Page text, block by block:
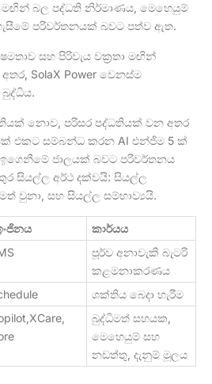
මඟින් බල පද්ධති නිර්මාණය, මෙහෙයුම්
පරිවර්තනයක් බවට පත්ව ඇත.
සහ පිරිවැය වක්‍රතා මඟින්
SolaX Power වෙනස්ම
නොව, පරිසර පද්ධතියක් වන අතර
එකට සම්බන්ධ කරන AI එන්ජිම 5 ක්
ජාලයක් බවට පරිවර්තනය
සියල්ල අර්ථ දක්වයි: සියල්ල
වුනා, සහ සියල්ල සම්භාව්‍යයි.
කාර්යය
පූර්ව අනාවැකි බැටරි
කළමනාකරණය
ශක්තිය බෙදා හැරීම
බුද්ධිමත් සහයක,
මෙහෙයුම් සහ
නඩත්තු, දැනුම් මූලය